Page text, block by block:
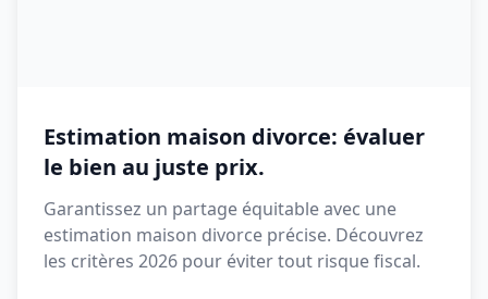
Estimation maison divorce: évaluer
le bien au juste prix.
Garantissez un partage équitable avec une
estimation maison divorce précise. Découvrez
les critères 2026 pour éviter tout risque fiscal.